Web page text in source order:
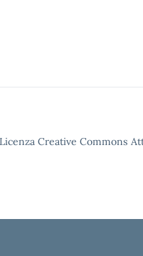
Creative Commons